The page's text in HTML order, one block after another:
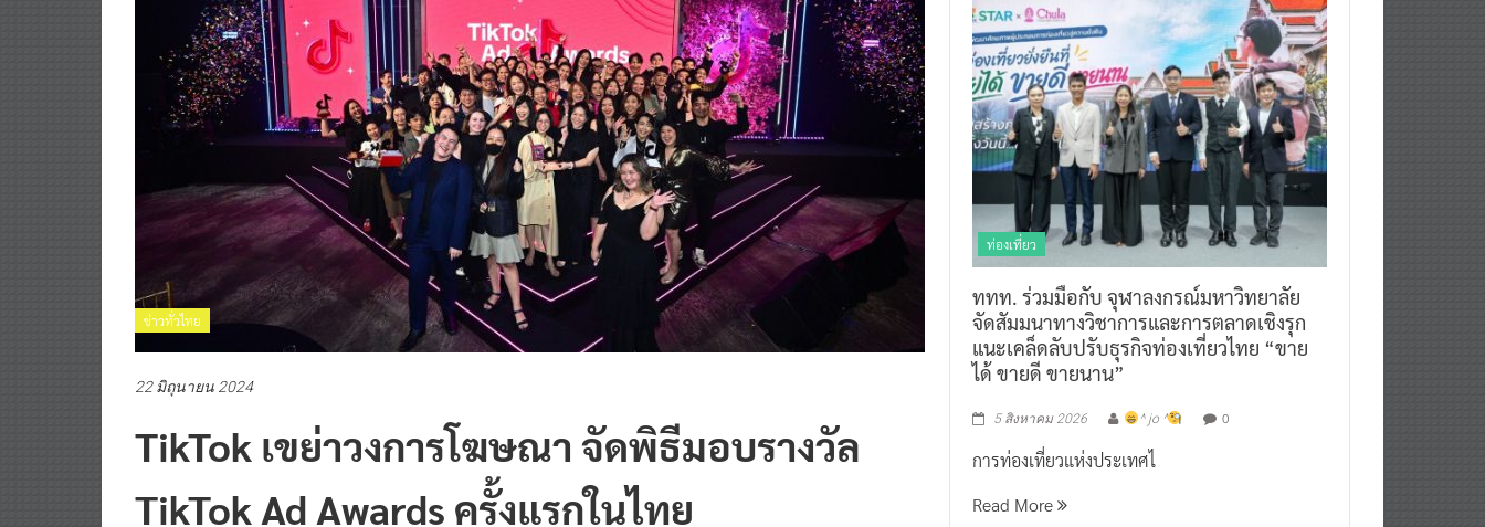
ข่าวทั่วไทย
TikTok เขย่าวงการโฆษณา จัดพิธีมอบรางวัล
TikTok Ad Awards ครั้งแรกในไทย
ท่องเที่ยว
ททท. ร่วมมือกับ จุฬาลงกรณ์มหาวิทยาลัย
จัดสัมมนาทางวิชาการและการตลาดเชิงรุก
แนะเคล็ดลับปรับธุรกิจท่องเที่ยวไทย “ขาย
ได้ ขายดี ขายนาน”
การท่องเที่ยวแห่งประเทศไ